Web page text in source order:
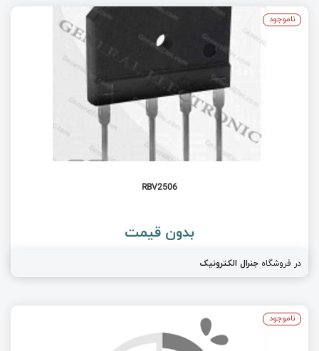
RBV2506
بدون قیمت
در فروشگاه جنرال الکترونیک
ناموجود
ناموجود